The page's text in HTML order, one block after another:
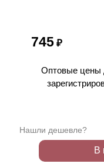
745 ₽
Оптовые цены
Нашли дешевле?
В